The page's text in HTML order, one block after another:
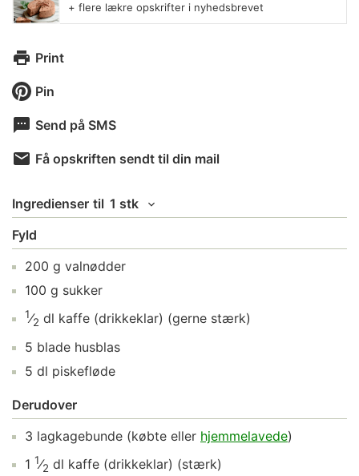
+ flere lækre opskrifter i nyhedsbrevet
Print
Pin
Send på SMS
Få opskriften sendt til din mail
Ingredienser til 1 stk
Fyld
200 g valnødder
100 g sukker
1⁄2 dl kaffe (drikkeklar) (gerne stærk)
5 blade husblas
5 dl piskefløde
Derudover
3 lagkagebunde (købte eller hjemmelavede)
1 1⁄2 dl kaffe (drikkeklar) (stærk)